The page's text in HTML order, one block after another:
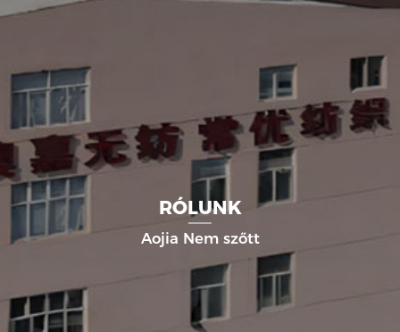
RÓLUNK
Aojia Nem szőtt